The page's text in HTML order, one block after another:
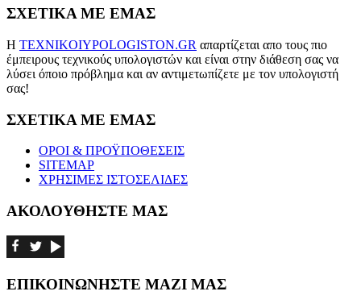
ΣΧΕΤΙΚΑ ΜΕ ΕΜΑΣ
Η TEXNIKOIYPOLOGISTON.GR απαρτίζεται απο τους πιο
έμπειρους τεχνικούς υπολογιστών και είναι στην διάθεση σας να
λύσει όποιο πρόβλημα και αν αντιμετωπίζετε με τον υπολογιστή
σας!
ΣΧΕΤΙΚΑ ΜΕ ΕΜΑΣ
ΟΡΟΙ & ΠΡΟΫΠΟΘΕΣΕΙΣ
SITEMAP
ΧΡΗΣΙΜΕΣ ΙΣΤΟΣΕΛΙΔΕΣ
ΑΚΟΛΟΥΘΗΣΤΕ ΜΑΣ
ΕΠΙΚΟΙΝΩΝΗΣΤΕ ΜΑΖΙ ΜΑΣ